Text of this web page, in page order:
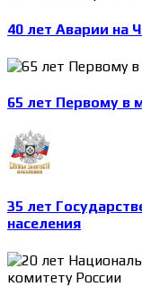
40 лет Аварии на
65 лет Первому в
35 лет
населения